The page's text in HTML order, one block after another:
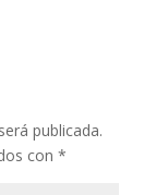
publicada.
con *